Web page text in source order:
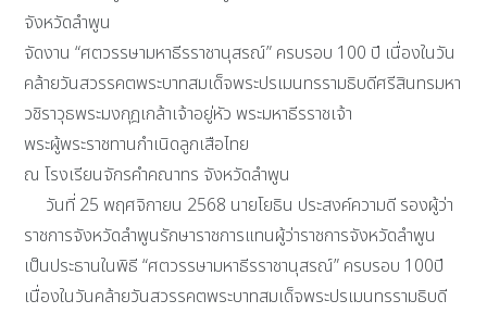
จังหวัดลำพูน
จัดงาน “ศตวรรษามหาธีรราชานุสรณ์” ครบรอบ 100 ปี เนื่องในวัน
คล้ายวันสวรรคตพระบาทสมเด็จพระปรเมนทรรามธิบดีศรีสินทรมหา
วชิราวุธพระมงกุฎเกล้าเจ้าอยู่หัว พระมหาธีรราชเจ้า
พระผู้พระราชทานกำเนิดลูกเสือไทย
ณ โรงเรียนจักรคำคณาทร จังหวัดลำพูน
วันที่ 25 พฤศจิกายน 2568 นายโยธิน ประสงค์ความดี รองผู้ว่า
ราชการจังหวัดลำพูนรักษาราชการแทนผู้ว่าราชการจังหวัดลำพูน
เป็นประธานในพิธี “ศตวรรษามหาธีรราชานุสรณ์” ครบรอบ 100ปี
เนื่องในวันคล้ายวันสวรรคตพระบาทสมเด็จพระปรเมนทรรามธิบดี